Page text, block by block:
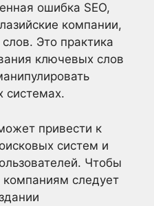
ошибка SEO,
компании,
Это практика
ключевых слов
системах.
привести к
систем и
Чтобы
компаниям следует